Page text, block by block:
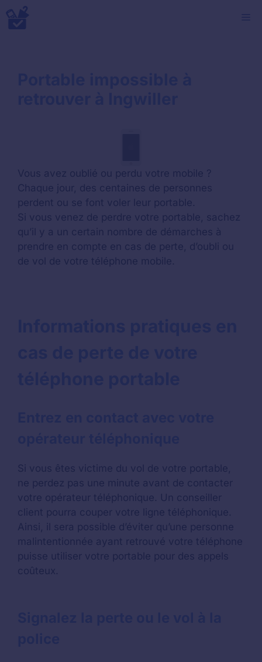
Aller
au
Vous avez oublié ou perdu votre mobile ?
Chaque jour, des centaines de personnes
perdent ou se font voler leur portable.
Si vous venez de perdre votre portable, sachez
qu’il y a un certain nombre de démarches à
prendre en compte en cas de perte, d’oubli ou
de vol de votre téléphone mobile.
Si vous êtes victime du vol de votre portable,
ne perdez pas une minute avant de contacter
votre opérateur téléphonique. Un conseiller
client pourra couper votre ligne téléphonique.
Ainsi, il sera possible d’éviter qu’une personne
malintentionnée ayant retrouvé votre téléphone
puisse utiliser votre portable pour des appels
coûteux.